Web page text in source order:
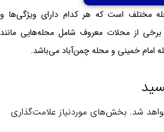
مختلف است که هر کدام دارای ویژگی‌ها و
از محلات معروف شامل محله‌هایی مانند
امام خمینی و محله چمن‌آباد می‌باشد.
شد. بخش‌های موردنیاز علامت‌گذاری